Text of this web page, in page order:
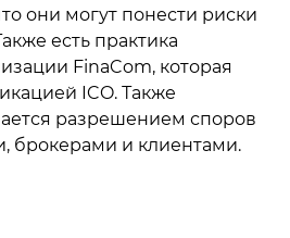
они могут понести риски
есть практика
FinaCom, которая
ICO. Также
разрешением споров
брокерами и клиентами.